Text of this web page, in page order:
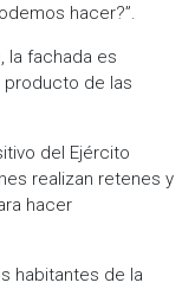
hacer?”.
la fachada es
producto de las
del Ejército
realizan retenes y
hacer
habitantes de la